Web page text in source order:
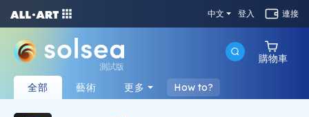
中文 登入 連接
測試版
購物車
全部 藝術 更多 How to?